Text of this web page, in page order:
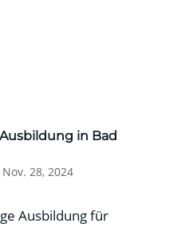
in Bad
Nov. 28, 2024
Ausbildung für